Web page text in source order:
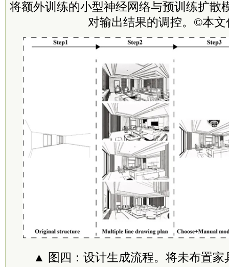
将额外训练的小型神经网络与预训练扩散
对输出结果的调控。©本文
▲ 图四：设计生成流程。将未布置家